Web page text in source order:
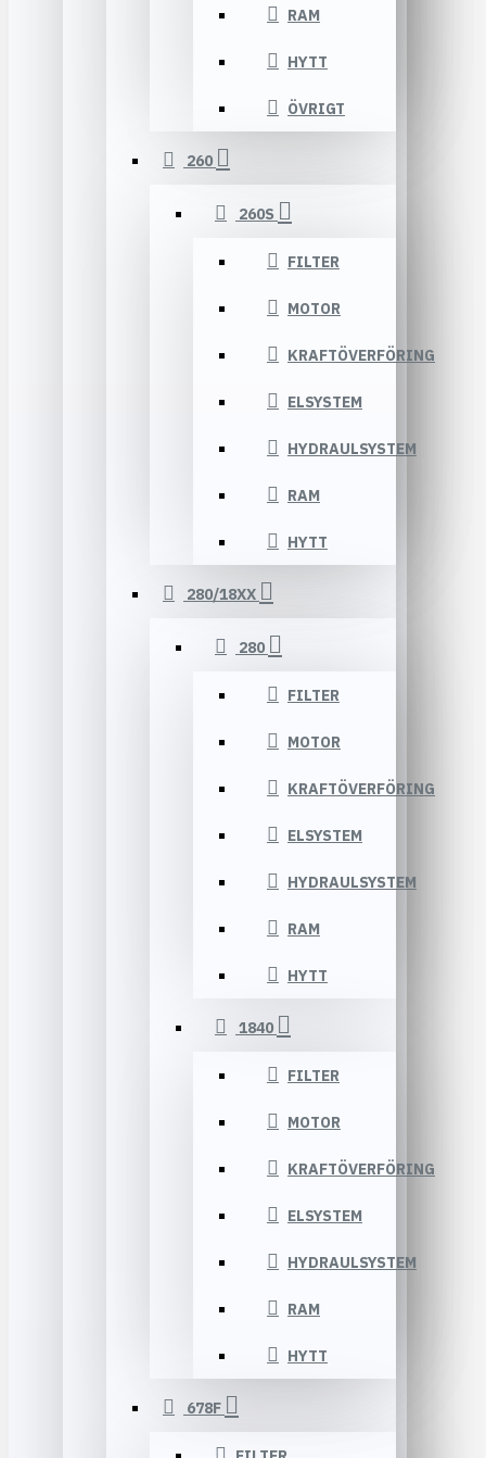
RAM
HYTT
ÖVRIGT
260
260S
FILTER
MOTOR
KRAFTÖVERFÖRING
ELSYSTEM
HYDRAULSYSTEM
RAM
HYTT
280/18XX
280
FILTER
MOTOR
KRAFTÖVERFÖRING
ELSYSTEM
HYDRAULSYSTEM
RAM
HYTT
1840
FILTER
MOTOR
KRAFTÖVERFÖRING
ELSYSTEM
HYDRAULSYSTEM
RAM
HYTT
678F